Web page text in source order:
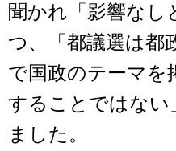
聞かれ「影響なし
つ、「都議選は都
で国政のテーマを
することではない
ました。